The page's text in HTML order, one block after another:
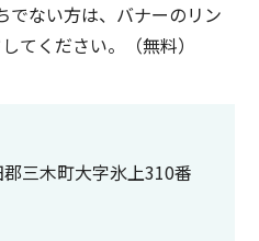
でない方は、バナーのリン
てください。（無料）
三木町大字氷上310番